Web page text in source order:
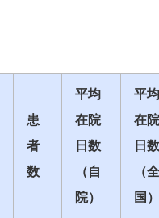
患
者
数
平均
在院
日数
（自
院）
平均
在院
日数
（全
国）